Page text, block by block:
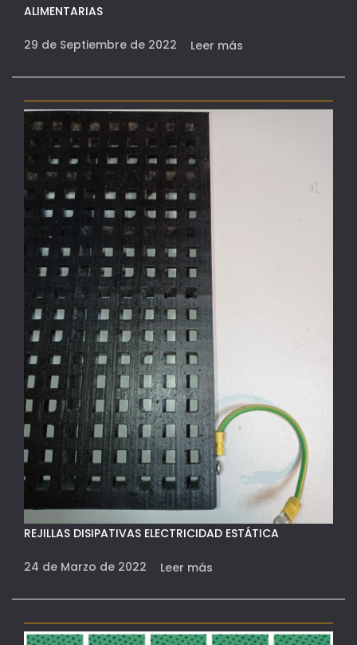
ALIMENTARIAS
29 de Septiembre de 2022 Leer más
REJILLAS DISIPATIVAS ELECTRICIDAD ESTÁTICA
24 de Marzo de 2022 Leer más